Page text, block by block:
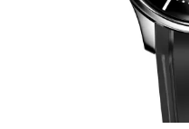
Neu bei
Mehr erfahren: